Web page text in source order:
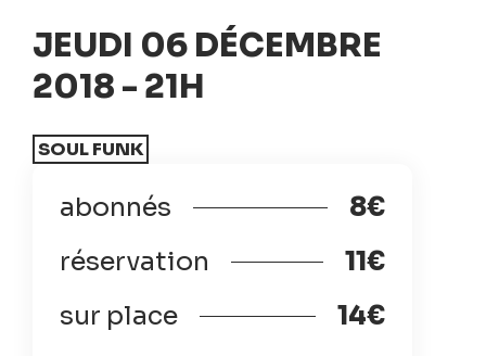
JEUDI 06 DÉCEMBRE
2018 - 21H
SOUL FUNK
abonnés
8€
réservation
11€
sur place
14€